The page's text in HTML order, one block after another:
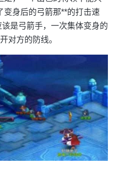
变身后的弓箭那**的打击速
是弓箭手，一次集体变身的
对方的防线。